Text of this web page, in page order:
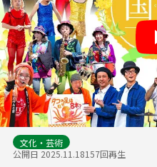
Play
文化・芸術
公開日 2025.11.18157回再生